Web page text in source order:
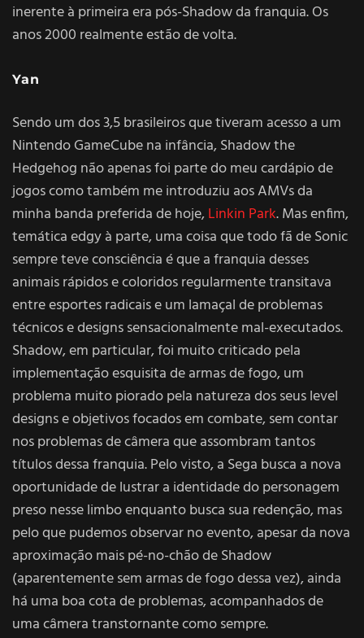
inerente à primeira era pós-Shadow da franquia. Os
anos 2000 realmente estão de volta.
Yan
Sendo um dos 3,5 brasileiros que tiveram acesso a um
Nintendo GameCube na infância, Shadow the
Hedgehog não apenas foi parte do meu cardápio de
jogos como também me introduziu aos AMVs da
minha banda preferida de hoje,Linkin Park. Mas enfim,
temática edgy à parte, uma coisa que todo fã de Sonic
sempre teve consciência é que a franquia desses
animais rápidos e coloridos regularmente transitava
entre esportes radicais e um lamaçal de problemas
técnicos e designs sensacionalmente mal-executados.
Shadow, em particular, foi muito criticado pela
implementação esquisita de armas de fogo, um
problema muito piorado pela natureza dos seus level
designs e objetivos focados em combate, sem contar
nos problemas de câmera que assombram tantos
títulos dessa franquia. Pelo visto, a Sega busca a nova
oportunidade de lustrar a identidade do personagem
preso nesse limbo enquanto busca sua redenção, mas
pelo que pudemos observar no evento, apesar da nova
aproximação mais pé-no-chão de Shadow
(aparentemente sem armas de fogo dessa vez), ainda
há uma boa cota de problemas, acompanhados de
uma câmera transtornante como sempre.